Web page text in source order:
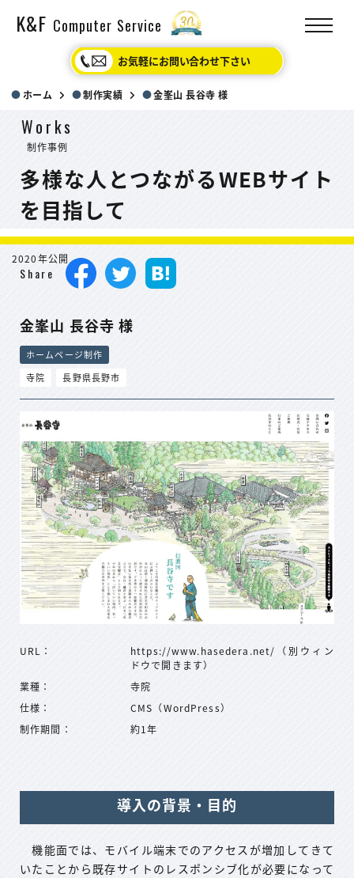
K&F Computer Service
お気軽にお問い合わせ下さい
ホーム 制作実績 金峯山 長谷寺 様
Works
制作事例
多様な人とつながるWEBサイト
を目指して
2020年公開
Share
金峯山 長谷寺 様
ホームページ制作
寺院
長野県長野市
URL：
https://www.hasedera.net/（別ウィン
ドウで開きます）
業種：
寺院
仕様：
CMS（WordPress）
制作期間：
約1年
導入の背景・目的
機能面では、モバイル端末でのアクセスが増加してきて
いたことから既存サイトのレスポンシブ化が必要になって